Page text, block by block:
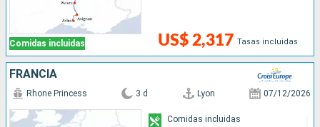
Comidas incluidas US$ 2,317 Tasas incluidas
FRANCIA
Rhone Princess 3 d Lyon 07/12/2026
Comidas incluidas